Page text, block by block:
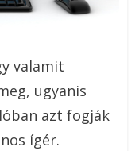
valamit
ugyanis
azt fogják
ígér.